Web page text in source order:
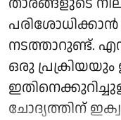
നടത്താറുണ്ട്.
ഒരു പ്രക്രിയയും
ചോദ്യത്തിന്